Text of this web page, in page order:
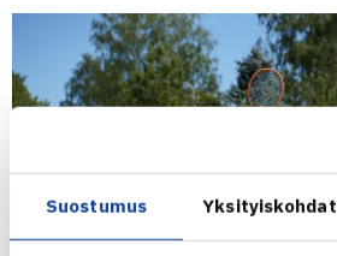
Suostumus Yksityiskohdat